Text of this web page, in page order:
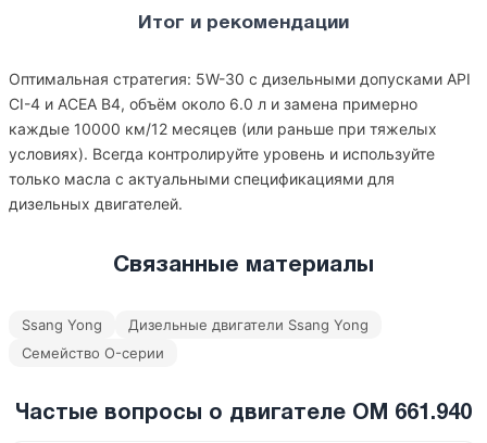
Итог и рекомендации
Оптимальная стратегия: 5W-30 с дизельными допусками API
CI-4 и ACEA B4, объём около 6.0 л и замена примерно
каждые 10000 км/12 месяцев (или раньше при тяжелых
условиях). Всегда контролируйте уровень и используйте
только масла с актуальными спецификациями для
дизельных двигателей.
Связанные материалы
Ssang Yong
Дизельные двигатели Ssang Yong
Семейство O-серии
Частые вопросы о двигателе OM 661.940